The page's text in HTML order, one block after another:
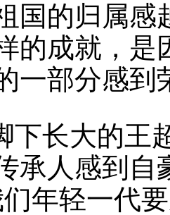
国的归属感
的成就，是
一部分感到
下长大的王
承人感到
年轻一代